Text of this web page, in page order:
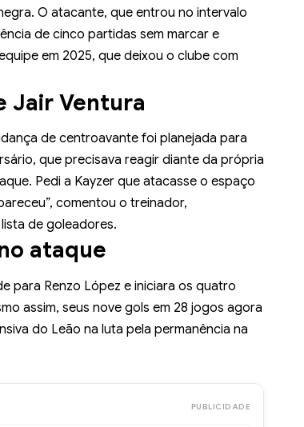
O atacante, que entrou no intervalo
de cinco partidas sem marcar e
em 2025, que deixou o clube com
Jair Ventura
de centroavante foi planejada para
que precisava reagir diante da própria
Pedi a Kayzer que atacasse o espaço
comentou o treinador,
de goleadores.
ataque
para Renzo López e iniciara os quatro
assim, seus nove gols em 28 jogos agora
do Leão na luta pela permanência na
PUBLICIDADE